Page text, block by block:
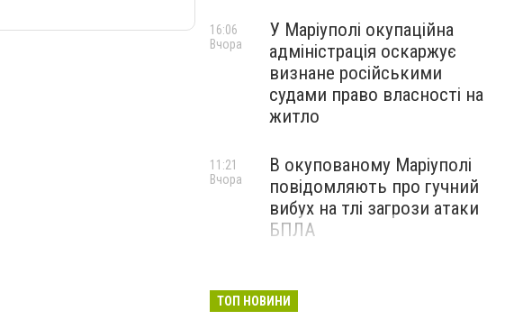
У Маріуполі окупаційна
адміністрація оскаржує
визнане російськими
судами право власності на
житло
16:06
Вчора
В окупованому Маріуполі
повідомляють про гучний
вибух на тлі загрози атаки
БПЛА
11:21
Вчора
захмарні ціни у магазинах:
Вчора
ТОП НОВИНИ